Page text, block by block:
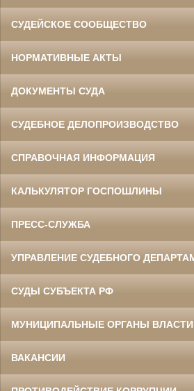
СУДЕЙСКОЕ СООБЩЕСТВО
НОРМАТИВНЫЕ АКТЫ
ДОКУМЕНТЫ СУДА
СУДЕБНОЕ ДЕЛОПРОИЗВОДСТВО
СПРАВОЧНАЯ ИНФОРМАЦИЯ
КАЛЬКУЛЯТОР ГОСПОШЛИНЫ
ПРЕСС-СЛУЖБА
УПРАВЛЕНИЕ СУДЕБНОГО
СУДЫ СУБЪЕКТА РФ
МУНИЦИПАЛЬНЫЕ ОРГАНЫ ВЛАСТИ
ВАКАНСИИ